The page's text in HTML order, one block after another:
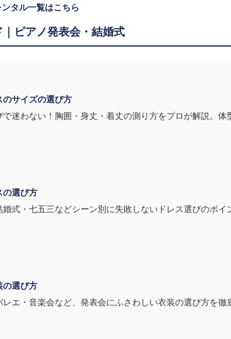
タル一覧はこちら
ピアノ発表会・結婚式
のサイズの選び方
で迷わない！胸囲・身丈・着丈の測り方をプロが解説。体
の選び方
式・七五三などシーン別に失敗しないドレス選びのポイ
の選び方
レエ・音楽会など、発表会にふさわしい衣装の選び方を